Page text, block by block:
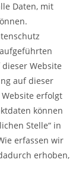
Daten, mit
Website
auf dieser
erfolgt
können
Stelle“ in
erfassen wir
erhoben,